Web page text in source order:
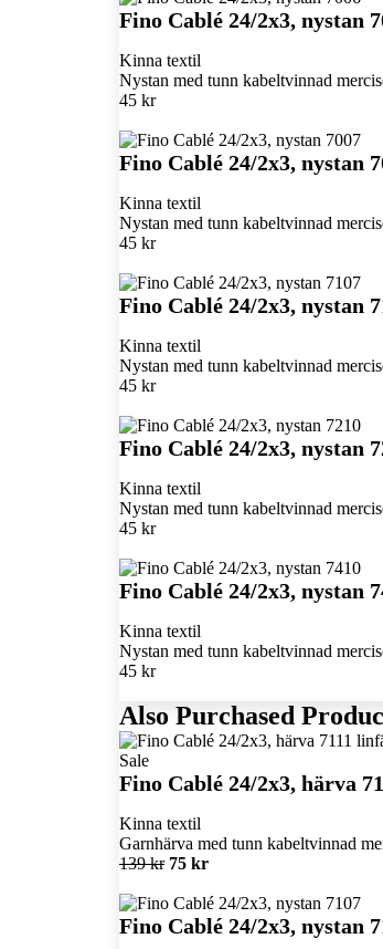
Fino Cablé 24/2x3, nystan
Kinna textil
Nystan med tunn kabeltvinnad
45 kr
Fino Cablé 24/2x3, nystan
Kinna textil
Nystan med tunn kabeltvinnad
45 kr
Fino Cablé 24/2x3, nystan
Kinna textil
Nystan med tunn kabeltvinnad
45 kr
Fino Cablé 24/2x3, nystan
Kinna textil
Nystan med tunn kabeltvinnad
45 kr
Fino Cablé 24/2x3, nystan
Kinna textil
Nystan med tunn kabeltvinnad
45 kr
Also Purchased
Sale
Fino Cablé 24/2x3, härva
Kinna textil
Garnhärva med tunn kabeltvinnad
139 kr 75 kr
Fino Cablé 24/2x3, nystan